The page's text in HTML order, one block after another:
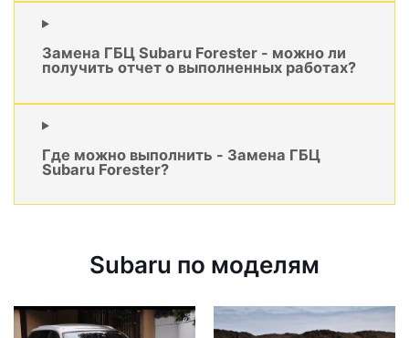
Замена ГБЦ Subaru Forester - можно ли
получить отчет о выполненных работах?
Где можно выполнить - Замена ГБЦ
Subaru Forester?
Subaru по моделям